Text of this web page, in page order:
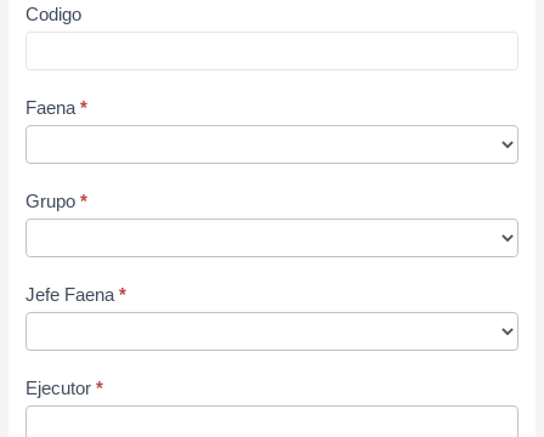
Codigo
Faena*
Grupo*
Jefe Faena*
Ejecutor*